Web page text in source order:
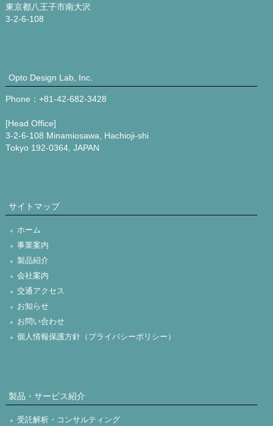
東京都八王子市南大沢
3-2-6-108
Opto Design Lab, Inc.
Phone：+81-42-682-3428
[Head Office]
3-2-6-108 Minamiosawa, Hachioji-shi
Tokyo 192-0364, JAPAN
サイトマップ
ホーム
事業案内
製品紹介
会社案内
交通アクセス
お知らせ
お問い合わせ
個人情報保護方針（プライバシーポリシー）
製品・サービス紹介
受託解析・コンサルティング